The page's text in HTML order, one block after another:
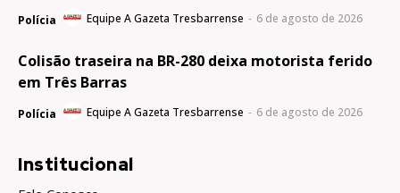
Polícia Equipe A Gazeta Tresbarrense - 6 de agosto de 2026
Colisão traseira na BR-280 deixa motorista ferido
em Três Barras
Polícia Equipe A Gazeta Tresbarrense - 6 de agosto de 2026
Institucional